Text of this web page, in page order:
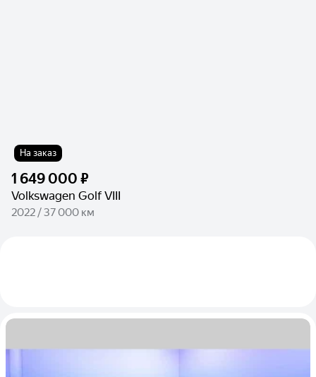
На заказ
1 649 000 ₽
Volkswagen Golf VIII
2022 / 37 000 км